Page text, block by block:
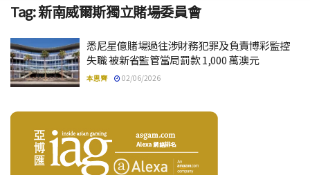
Tag:新南威爾斯獨立賭場委員會
悉尼星億賭場過往涉財務犯罪及負責博彩監控
失職 被新省監管當局罰款 1,000 萬澳元
本思齊 02/06/2026